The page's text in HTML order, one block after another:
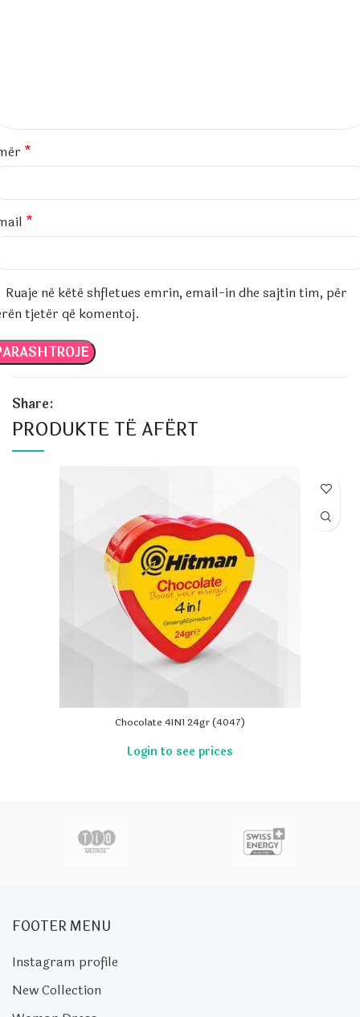
*
*
Ruaje në këtë shfletues emrin, email-in dhe sajtin tim, për
tjetër që komentoj.
Share:
PRODUKTE TË AFËRT
Chocolate 4IN1 24gr (4047)
FOOTER MENU
Instagram profile
New Collection